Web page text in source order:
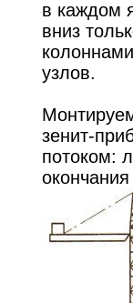
в каждом
вниз
узлов.
зенит-
потоком: